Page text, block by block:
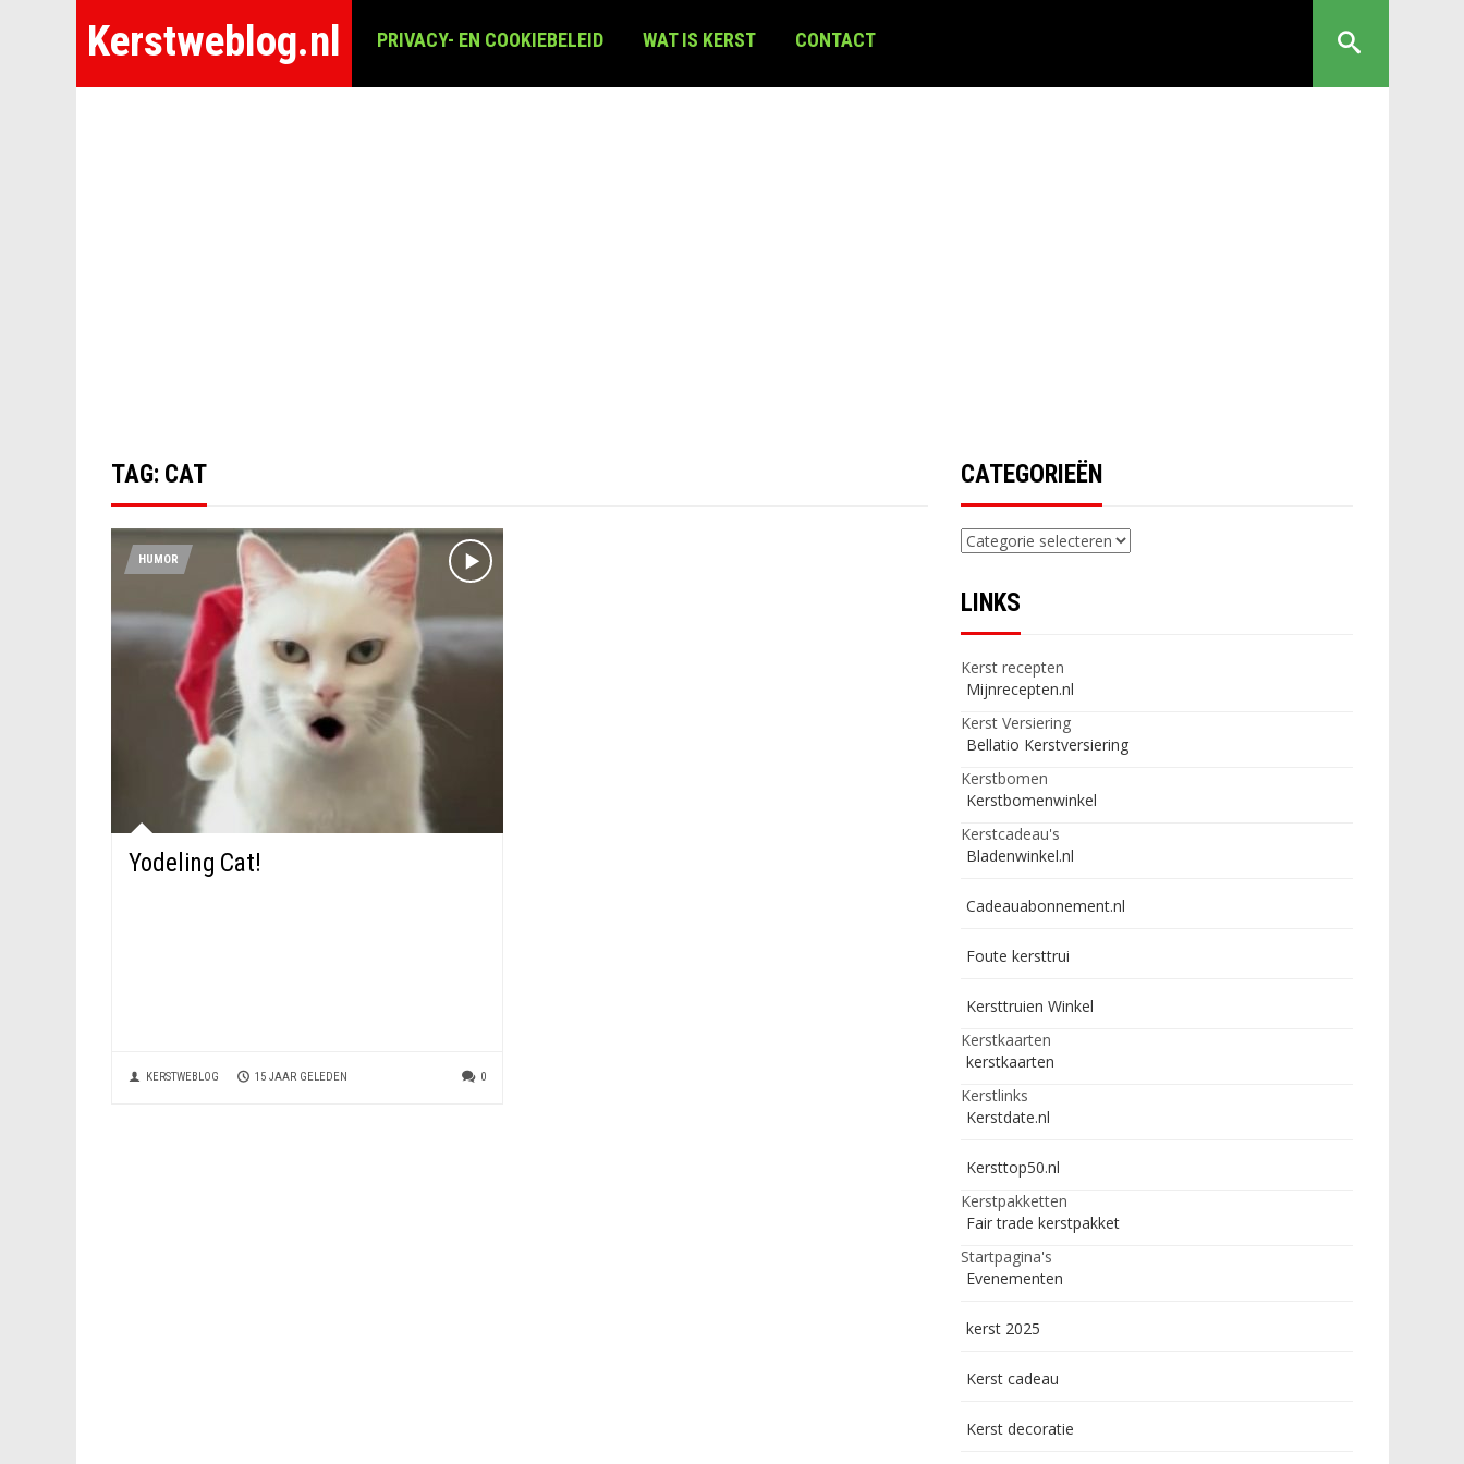
Kerstweblog.nl PRIVACY- EN COOKIEBELEID WAT IS KERST CONTACT
TAG: CAT
HUMOR
Yodeling Cat!
KERSTWEBLOG 15 JAAR GELEDEN 0
CATEGORIEËN
Categorieën
LINKS
Kerst recepten
Mijnrecepten.nl
Kerst Versiering
Bellatio Kerstversiering
Kerstbomen
Kerstbomenwinkel
Kerstcadeau's
Bladenwinkel.nl
Cadeauabonnement.nl
Foute kersttrui
Kersttruien Winkel
Kerstkaarten
kerstkaarten
Kerstlinks
Kerstdate.nl
Kersttop50.nl
Kerstpakketten
Fair trade kerstpakket
Startpagina's
Evenementen
kerst 2025
Kerst cadeau
Kerst decoratie